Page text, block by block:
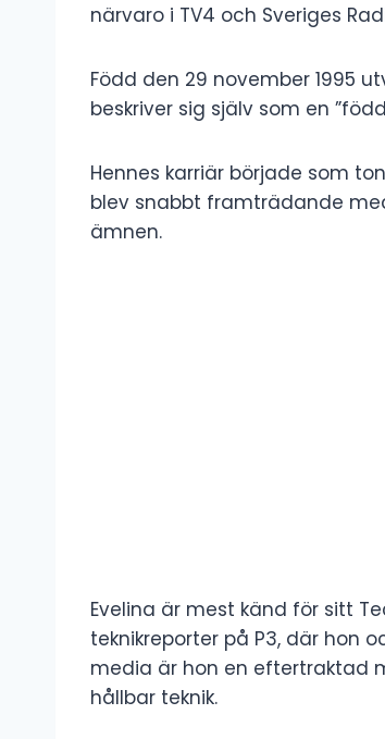
närvaro i TV4 och Sveriges
Född den 29 november 1995
beskriver sig själv som en
Hennes karriär började som
blev snabbt framträdande
ämnen.
Evelina är mest känd för sitt
teknikreporter på P3, där hon
media är hon en eftertraktad
hållbar teknik.